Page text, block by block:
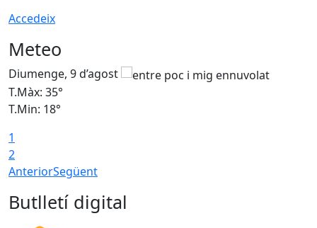
Accedeix
Meteo
Diumenge, 9 d’agost
T.Màx: 35°
T.Min: 18°
1
2
AnteriorSegüent
Butlletí digital